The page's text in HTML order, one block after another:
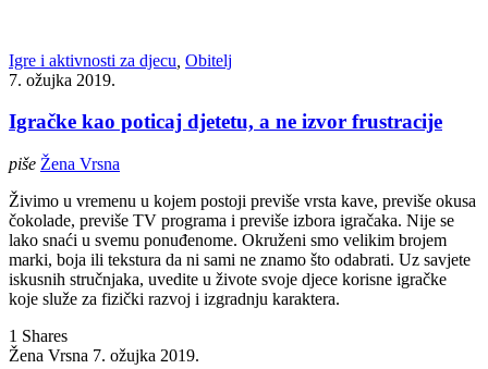
Igre i aktivnosti za djecu Obitelj
7. ožujka 2019.
Igračke kao poticaj djetetu, a ne izvor frustracije
piše Žena Vrsna
Živimo u vremenu u kojem postoji previše vrsta kave, previše okusa
čokolade, previše TV programa i previše izbora igračaka. Nije se
lako snaći u svemu ponuđenome. Okruženi smo velikim brojem
marki, boja ili tekstura da ni sami ne znamo što odabrati. Uz savjete
iskusnih stručnjaka, uvedite u živote svoje djece korisne igračke
koje služe za fizički razvoj i izgradnju karaktera.
1 Shares
Žena Vrsna 7. ožujka 2019.